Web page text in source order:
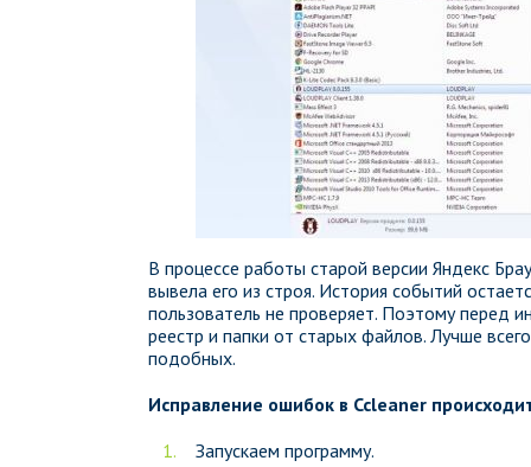
В процессе работы старой версии Яндекс
вывела его из строя. История событий
пользователь не проверяет. Поэтому перед
реестр и папки от старых файлов. Лучше
подобных.
Исправление ошибок в Ccleaner
Запускаем программу.